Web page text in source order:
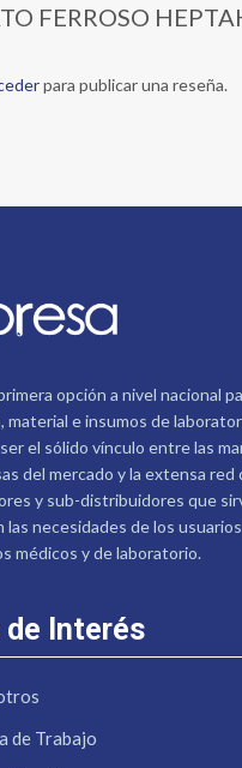
FERROSO
para publicar una reseña.
opción a nivel nacional
material e insumos de
el sólido vínculo entre las
del mercado y la extensa red
y sub-distribuidores que
las necesidades de los
médicos y de laboratorio.
de Interés
de Trabajo